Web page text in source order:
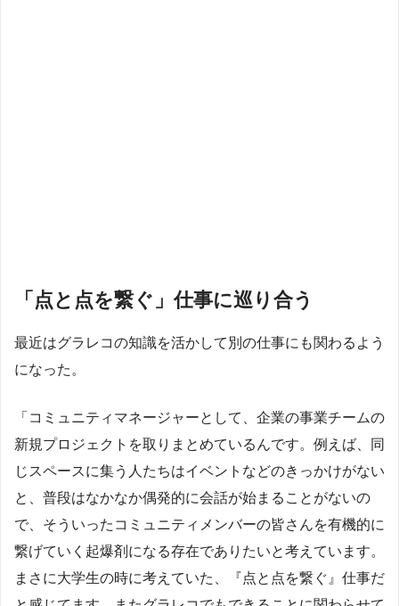
「点と点を繋ぐ」仕事に巡り合う
最近はグラレコの知識を活かして別の仕事にも関わるよう
になった。
「コミュニティマネージャーとして、企業の事業チームの
新規プロジェクトを取りまとめているんです。例えば、同
じスペースに集う人たちはイベントなどのきっかけがない
と、普段はなかなか偶発的に会話が始まることがないの
で、そういったコミュニティメンバーの皆さんを有機的に
繋げていく起爆剤になる存在でありたいと考えています。
まさに大学生の時に考えていた、『点と点を繋ぐ』仕事だ